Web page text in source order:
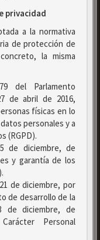
privacidad
a la normativa
de protección de
la misma
del Parlamento
de abril de 2016,
físicas en lo
personales y a
(RGPD).
de diciembre, de
y garantía de los
de diciembre, por
de desarrollo de la
de diciembre, de
Personal